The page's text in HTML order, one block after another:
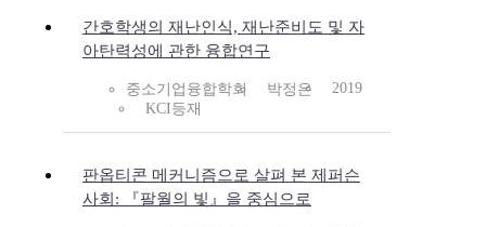
간호학생의 재난인식, 재난준비도 및 자
아탄력성에 관한 융합연구
중소기업융합학회 박정은
2019
KCI등재
판옵티콘 메커니즘으로 살펴 본 제퍼슨
사회: 『팔월의 빛』을 중심으로